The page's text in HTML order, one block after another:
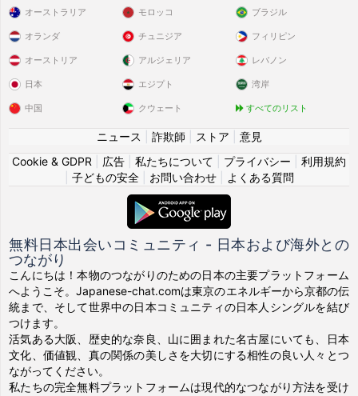
オーストラリア
オランダ
オーストリア
日本
中国
モロッコ
チュニジア
アルジェリア
エジプト
クウェート
ブラジル
フィリピン
レバノン
湾岸
すべてのリスト
ニュース 詐欺師 ストア
意見
Cookie & GDPR
広告 私たちについて プライバシー
利用規約
子どもの安全| お問い合わせ| よくある質問
無料日本出会いコミュニティ - 日本および海外との
つながり
こんにちは！本物のつながりのための日本の主要プラットフォーム
へようこそ。Japanese-chat.comは東京のエネルギーから京都の伝
統まで、そして世界中の日本コミュニティの日本人シングルを結び
つけます。
活気ある大阪、歴史的な奈良、山に囲まれた名古屋にいても、日本
文化、価値観、真の関係の美しさを大切にする相性の良い人々とつ
ながってください。
私たちの完全無料プラットフォームは現代的なつながり方法を受け